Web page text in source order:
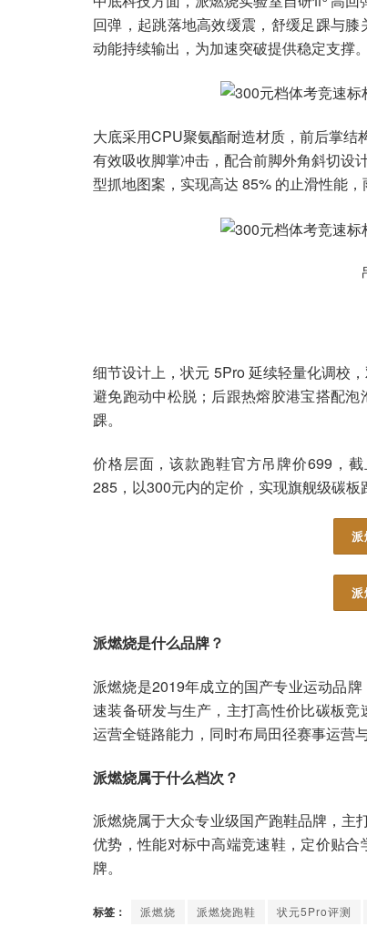
回弹，起跳落地高效缓震，舒缓足踝与
动能持续输出，为加速突破提供稳定支撑。
大底采用CPU聚氨酯耐造材质，前后掌
有效吸收脚掌冲击，配合前脚外角斜切设
型抓地图案，实现高达 85% 的止滑性能
细节设计上，状元 5Pro 延续轻量化调校
避免跑动中松脱；后跟热熔胶港宝搭配
踝。
价格层面，该款跑鞋官方吊牌价699，
285，以300元内的定价，实现旗舰级碳板
派燃烧是什么品牌？
派燃烧是2019年成立的国产专业运动品
速装备研发与生产，主打高性价比碳板竞
运营全链路能力，同时布局田径赛事运营
派燃烧属于什么档次？
派燃烧属于大众专业级国产跑鞋品牌，主
优势，性能对标中高端竞速鞋，定价贴
牌。
标签： 派燃烧 派燃烧跑鞋 状元5Pro评测